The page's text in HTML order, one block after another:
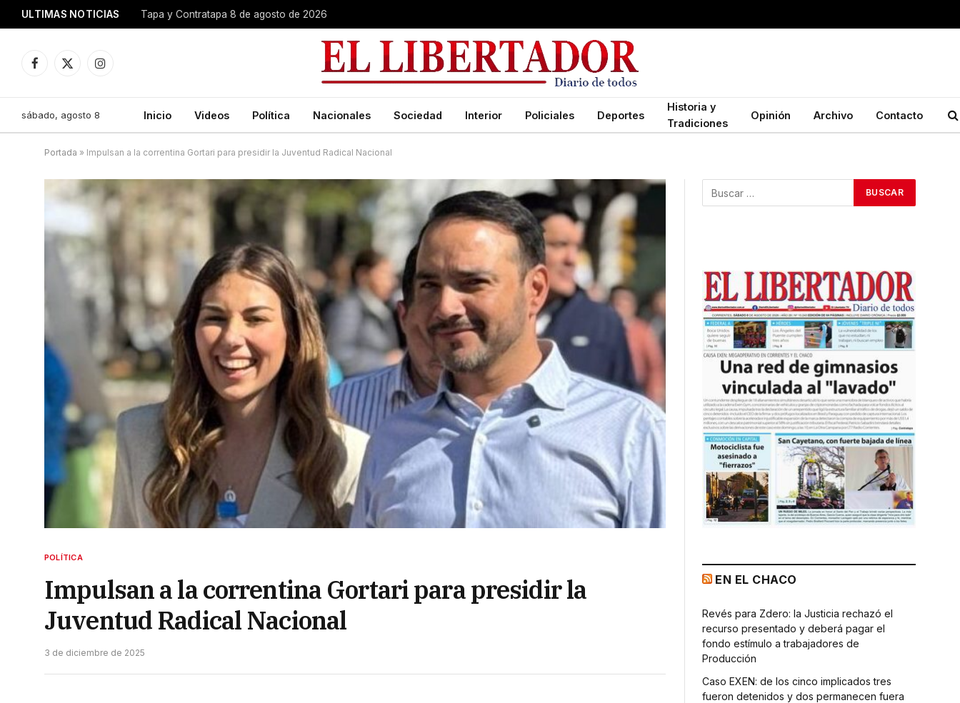
ULTIMAS NOTICIAS Tapa y Contratapa 8 de agosto de 2026
Facebook
X
Instagram
sábado, agosto 8 Inicio Videos Política Nacionales Sociedad Interior Policiales Deportes
Historia y
Tradiciones
Opinión Archivo Contacto
Portada » Impulsan a la correntina Gortari para presidir la Juventud Radical Nacional
POLÍTICA
Impulsan a la correntina Gortari para presidir la
Juventud Radical Nacional
3 de diciembre de 2025
EN EL CHACO
Revés para Zdero: la Justicia rechazó el
recurso presentado y deberá pagar el
fondo estímulo a trabajadores de
Producción
Caso EXEN: de los cinco implicados tres
fueron detenidos y dos permanecen fuera